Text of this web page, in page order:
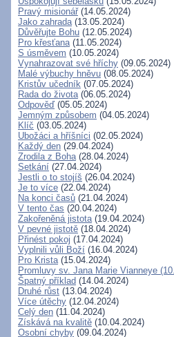
Pravý misionář(14.05.2024)
Jako zahrada(13.05.2024)
Důvěřujte Bohu (12.05.2024)
Pro křesťana(11.05.2024)
S úsměvem (10.05.2024)
Vynahrazovat své hříchy (09.05.2024)
Malé výbuchy hněvu (08.05.2024)
Kristův učedník (07.05.2024)
Rada do života(06.05.2024)
Odpověď (05.05.2024)
Jemným způsobem (04.05.2024)
Klíč (03.05.2024)
Ubožáci a hříšníci (02.05.2024)
Každý den (29.04.2024)
Zrodila z Boha(28.04.2024)
Setkání (27.04.2024)
Jestli o to stojíš (26.04.2024)
Je to více (22.04.2024)
Na konci časů (21.04.2024)
V tento čas (20.04.2024)
Zakořeněná jistota(19.04.2024)
V pevné jistotě (18.04.2024)
Přinést pokoj (17.04.2024)
Vyplnili vůli Boží (16.04.2024)
Pro Krista(15.04.2024)
Promluvy sv. Jana Marie Vianneye
Špatný příklad (14.04.2024)
Druhé růst (13.04.2024)
Více útěchy (12.04.2024)
Celý den (11.04.2024)
Získává na kvalitě (10.04.2024)
Osobní chyby (09.04.2024)